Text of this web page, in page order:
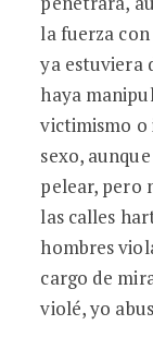
la fuerza
ya estuviera
haya
victimismo o
sexo,
pelear, pero
las calles
hombres
cargo de
violé, yo